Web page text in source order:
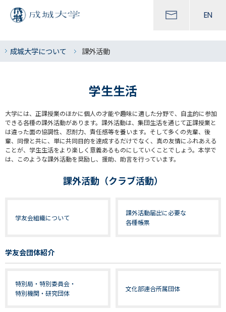
EN
成城大学について 課外活動
学生生活
大学には、正課授業のほかに個人の才能や趣味に適した分野で、自主的に参加
できる各種の課外活動があります。課外活動は、集団生活を通じて正課授業と
は違った面の協調性、忍耐力、責任感等を養います。そして多くの先輩、後
輩、同僚と共に、単に共同目的を達成するだけでなく、真の友情にふれあえる
ことが、学生生活をより楽しく意義あるものにしていくことでしょう。本学で
は、このような課外活動を奨励し、援助、助言を行っています。
課外活動（クラブ活動）
学友会組織について
課外活動届出に必要な
各種帳票
学友会団体紹介
特別局・特別委員会・
特別機関・研究団体
文化部連合所属団体